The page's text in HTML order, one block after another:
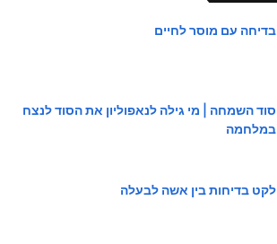
בדיחה עם מוסר לחיים
סוד השמחה | מי גילה לנאפוליון את הסוד לנצח
במלחמה
לקט בדיחות בין אשה לבעלה